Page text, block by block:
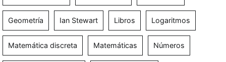
Geometría Ian Stewart Libros Logaritmos
Matemática discreta Matemáticas Números